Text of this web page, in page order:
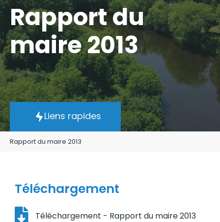
Rapport du
maire 2013
Liens rapides
Rapport du maire 2013
Téléchargement
Téléchargement - Rapport du maire 2013